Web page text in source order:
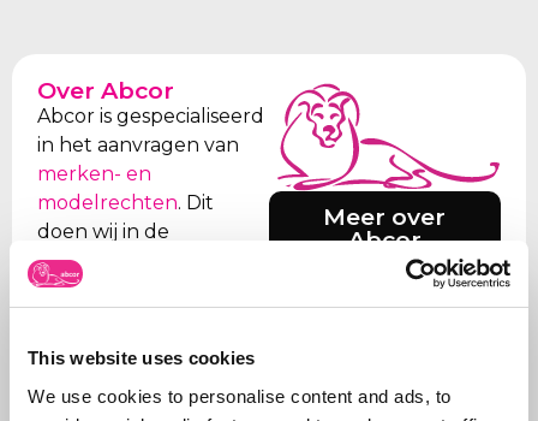
This website uses cookies
We use cookies to personalise content and ads, to
Over Abcor
Abcor is gespecialiseerd
in het aanvragen van
merken- en
modelrechten. Dit
doen wij in de
wereldwijd voor zowel
hetMKB
bedrijven, maar vaak
eerste Benelux
Meer over
Abcor